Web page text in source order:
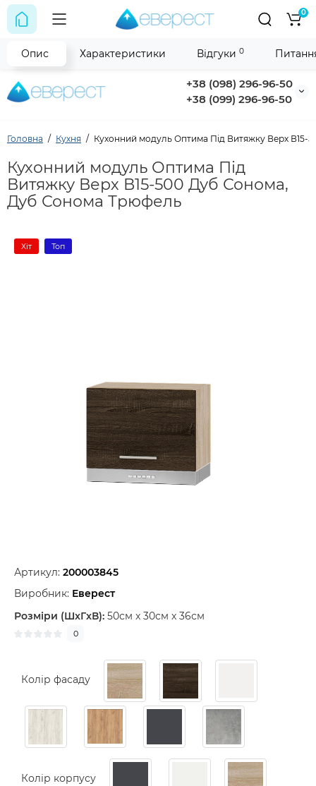
+38 (098) 296-96-50
+38 (099) 296-96-50
0
Головна Кухня Кухонний модуль Оптима Під Витяжку Верх
Кухонний модуль Оптима Під
Витяжку Верх В15-500 Дуб Сонома,
Дуб Сонома Трюфель
Хіт Топ
Артикул: 200003845
Виробник: Еверест
Розміри (ШxГxВ): 50см x 30см x 36см
0
Колір фасаду
Колір корпусу
Опис Характеристики Відгуки 0